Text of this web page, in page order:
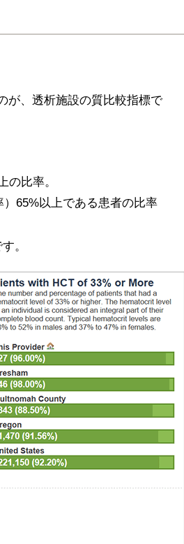
が、透析施設の質比較指標で
の比率。
65%以上である患者の比率
。